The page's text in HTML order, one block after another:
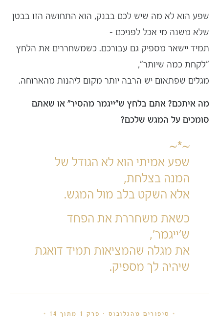
שפע הוא לא מה שיש לכם בבנק, הוא התחושה הזו בבטן
שלא משנה מי אכל לפניכם –
תמיד יישאר מספיק גם עבורכם. כשמשחררים את הלחץ
"לקחת כמה שיותר",
מגלים שפתאום יש הרבה יותר מקום ליהנות מהארוחה.
מה איתכם? אתם בלחץ ש"ייגמר מהסיר" או שאתם
סומכים על המגש שלכם?
~*~
שפע אמיתי הוא לא הגודל של
המנה בצלחת,
אלא השקט בלב מול המגש.
כשאת משחררת את הפחד
ש'ייגמר',
את מגלה שהמציאות תמיד דואגת
שיהיה לך מספיק.
• סיפורים מהגלובוס · פרק 1 מתוך 14 •